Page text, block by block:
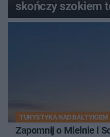
skończy szokiem
TURYSTYKA NAD BAŁTYKIEM
Zapomnij o Mielnie i